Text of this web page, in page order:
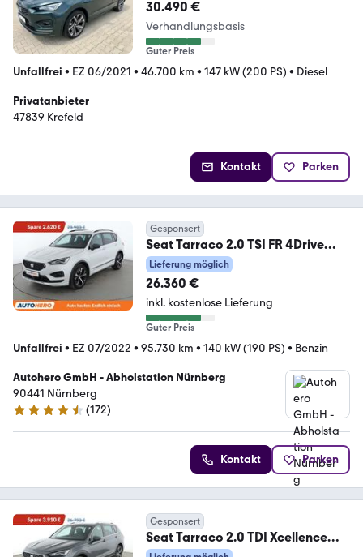
4Drive DSG FR
30.490 €
Verhandlungsbasis
Guter Preis
Unfallfrei • EZ 06/2021 • 46.700 km • 147 kW (200 PS) • Diesel
Privatanbieter
47839 Krefeld
Kontakt Parken
Gesponsert
Seat Tarraco 2.0 TSI FR 4Drive
Aut.*NAVI*LED*ACC*ALU*
Lieferung möglich
26.360 €
inkl. kostenlose Lieferung
Guter Preis
Unfallfrei • EZ 07/2022 • 95.730 km • 140 kW (190 PS) • Benzin
Autohero GmbH - Abholstation Nürnberg
90441 Nürnberg
4.5 Sterne
(172)
Kontakt Parken
Gesponsert
Seat Tarraco 2.0 TDI Xcellence
4Drive Aut.*NAVI*360°*